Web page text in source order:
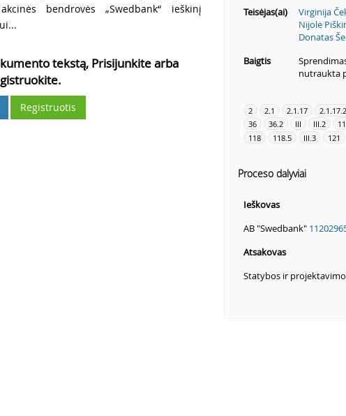
bendrovės „Swedbank“ ieškinį
tekstą, Prisijunkite arba
Registruotis
Teisėjas(ai)
Virginija
Nijolė
Donatas
Baigtis
nutraukta
2 2.1 2.1.17 2.1.17.2
36
36.2 III III.2
118
118.5 III.3 121
Proceso dalyviai
Ieškovas
AB "Swedbank"
Atsakovas
Statybos ir